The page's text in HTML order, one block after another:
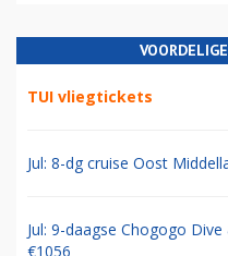
TUI vliegtickets
Jul: 8-dg cruise Oost
Jul: 9-daagse Chogogo
€1056